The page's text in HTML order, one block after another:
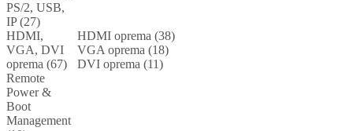
PS/2, USB,
IP (27)
HDMI,
VGA, DVI
oprema (67)
HDMI oprema (38)
VGA oprema (18)
DVI oprema (11)
Remote
Power &
Boot
Management